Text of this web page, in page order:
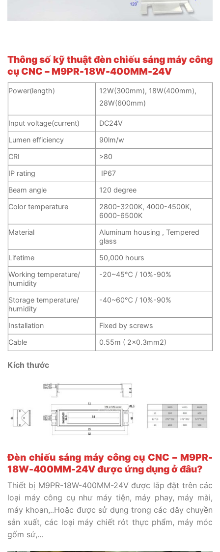
Thông số kỹ thuậtđèn chiếu sáng máy công
cụ CNC – M9PR-18W-400MM-24V
Power(length)
12W(300mm), 18W(400mm),
28W(600mm)
Input voltage(current)
DC24V
Lumen efficiency
90lm/w
CRI
>80
IP rating
IP67
Beam angle
120 degree
Color temperature
2800-3200K, 4000-4500K,
6000-6500K
Material
Aluminum housing , Tempered
glass
Lifetime
50,000 hours
Working temperature/
humidity
-20~45℃ / 10%-90%
Storage temperature/
humidity
-40~60℃ / 10%-90%
Installation
Fixed by screws
Cable
0.55m ( 2×0.3mm2)
Kích thước
Đèn chiếu sáng máy công cụ CNC – M9PR-
18W-400MM-24Vđược ứng dụng ở đâu?
Thiết bị M9PR-18W-400MM-24V được lắp đặt trên các
loại máy công cụ như máy tiện, máy phay, máy mài,
máy khoan,..Hoặc được sử dụng trong các dây chuyền
sản xuất, các loại máy chiết rót thực phẩm, máy móc
gốm sứ,…